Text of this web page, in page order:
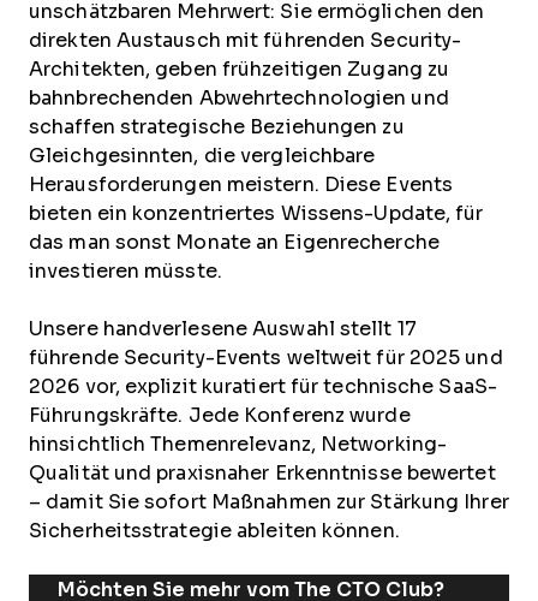
unschätzbaren Mehrwert: Sie ermöglichen den
direkten Austausch mit führenden Security-
Architekten, geben frühzeitigen Zugang zu
bahnbrechenden Abwehrtechnologien und
schaffen strategische Beziehungen zu
Gleichgesinnten, die vergleichbare
Herausforderungen meistern. Diese Events
bieten ein konzentriertes Wissens-Update, für
das man sonst Monate an Eigenrecherche
investieren müsste.
Unsere handverlesene Auswahl stellt 17
führende Security-Events weltweit für 2025 und
2026 vor, explizit kuratiert für technische SaaS-
Führungskräfte. Jede Konferenz wurde
hinsichtlich Themenrelevanz, Networking-
Qualität und praxisnaher Erkenntnisse bewertet
– damit Sie sofort Maßnahmen zur Stärkung Ihrer
Sicherheitsstrategie ableiten können.
Möchten Sie mehr vom The CTO Club?